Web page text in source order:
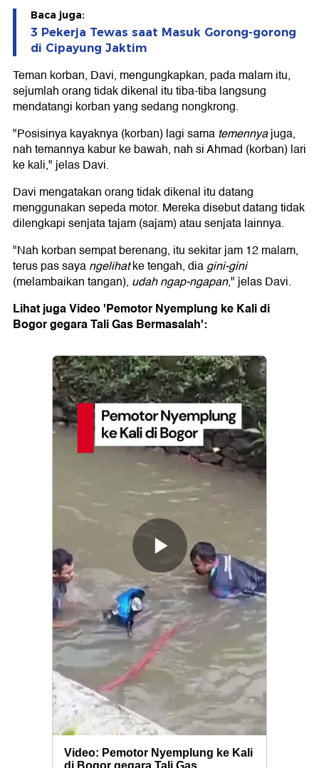
Baca juga:
3 Pekerja Tewas saat Masuk Gorong-gorong
di Cipayung Jaktim
Teman korban, Davi, mengungkapkan, pada malam itu,
sejumlah orang tidak dikenal itu tiba-tiba langsung
mendatangi korban yang sedang nongkrong.
"Posisinya kayaknya (korban) lagi samatemennyajuga,
nah temannya kabur ke bawah, nah si Ahmad (korban) lari
ke kali," jelas Davi.
Davi mengatakan orang tidak dikenal itu datang
menggunakan sepeda motor. Mereka disebut datang tidak
dilengkapi senjata tajam (sajam) atau senjata lainnya.
"Nah korban sempat berenang, itu sekitar jam 12 malam,
terus pas sayangelihatke tengah, diagini-gini
(melambaikan tangan), udah ngap-ngapan," jelas Davi.
Lihat juga Video 'Pemotor Nyemplung ke Kali di
Bogor gegara Tali Gas Bermasalah':